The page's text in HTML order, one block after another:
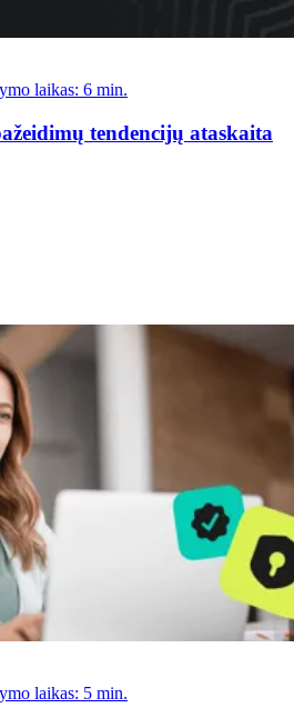
laikas: 6 min.
tendencijų ataskaita
laikas: 5 min.